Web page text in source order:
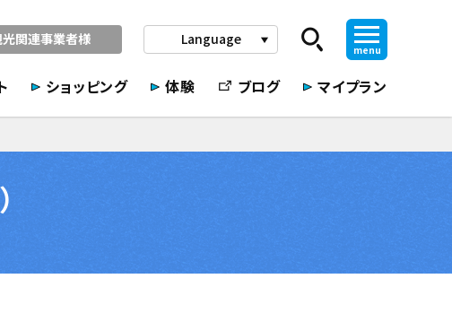
関連事業者様 Language play_arrow
menu
ショッピング 体験 ブログ マイプラン